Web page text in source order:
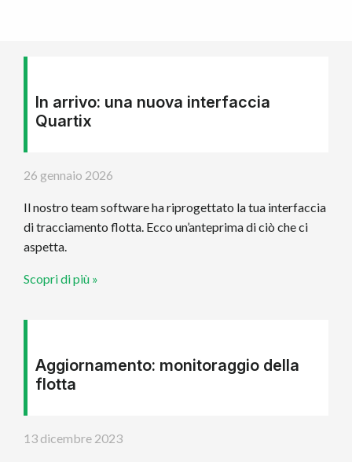
In arrivo: una nuova interfaccia
Quartix
26 gennaio 2026
Il nostro team software ha riprogettato la tua interfaccia
di tracciamento flotta. Ecco un’anteprima di ciò che ci
aspetta.
Scopri di più »
Aggiornamento: monitoraggio della
flotta
13 dicembre 2023